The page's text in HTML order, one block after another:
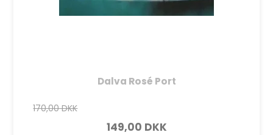
Dalva Rosé Port
170,00 DKK
149,00 DKK